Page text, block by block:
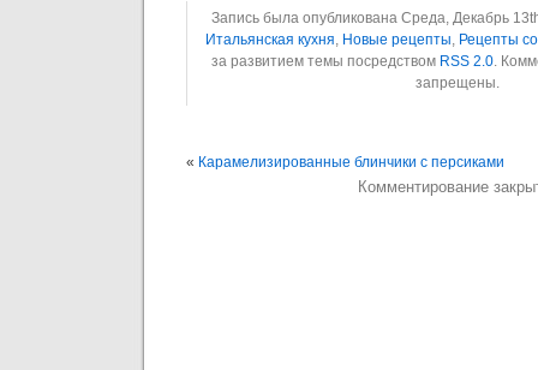
Запись была опубликована Среда, Декабрь
Итальянская кухня, Новые рецепты, Рецепты
за развитием темы посредством RSS 2.0.
запрещены.
« Карамелизированные блинчики с персиками
Комментирование